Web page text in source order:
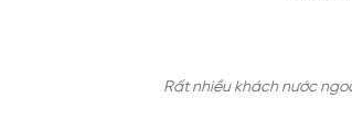
Rất nhiều khách nước